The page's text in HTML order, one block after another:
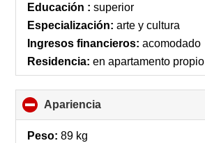
Educación : superior
Especialización: arte y cultura
Ingresos financieros: acomodado
Residencia: en apartamento propio
Apariencia
to
Peso: 89 kg